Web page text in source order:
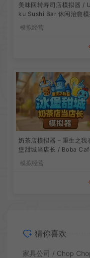
美味回转寿司店模拟器 /
ku Sushi Bar 休闲治愈模
游戏
模拟经营
奶茶店模拟器 – 重生之我
堡甜城当店长 / Boba
模拟经营
猜你喜欢